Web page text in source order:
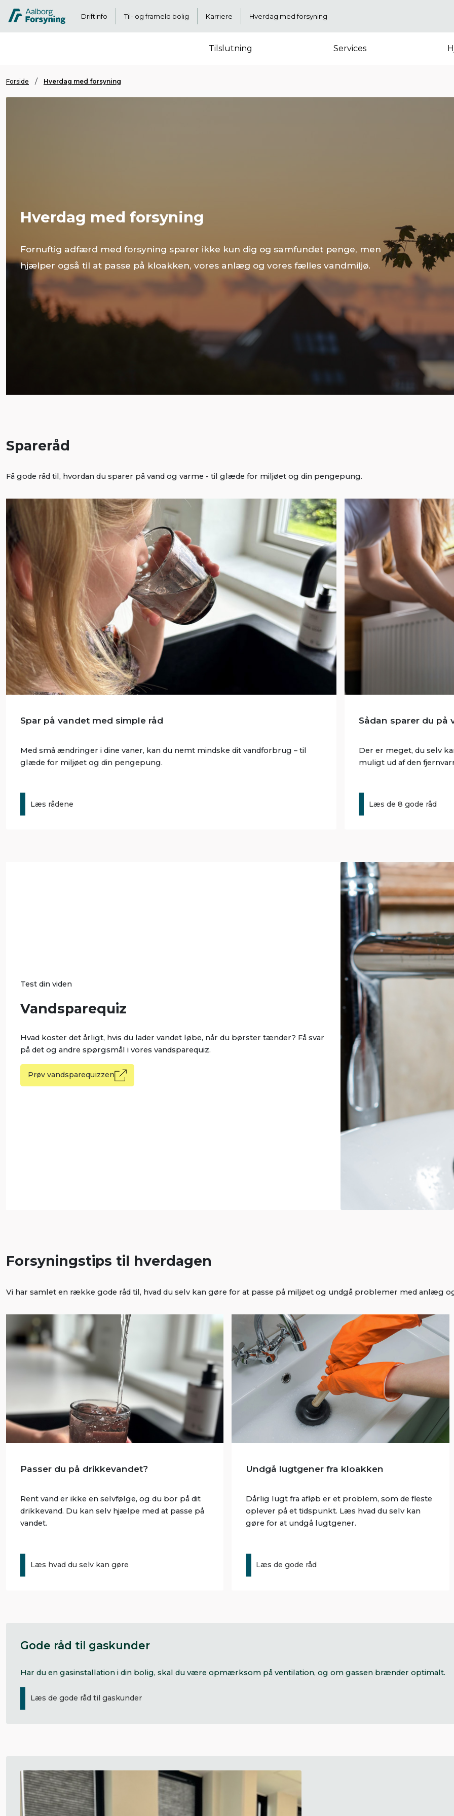
Driftinfo Til- og frameld bolig Karriere Hverdag med forsyning
Tilslutning Services
Forside Hverdag med forsyning
Hverdag med forsyning
Fornuftig adfærd med forsyning sparer ikke kun dig og samfundet penge, men
hjælper også til at passe på kloakken, vores anlæg og vores fælles vandmiljø.
Spareråd
Få gode råd til, hvordan du sparer på vand og varme - til glæde for miljøet og din pengepung.
Spar på vandet med simple råd
Med små ændringer i dine vaner, kan du nemt mindske dit vandforbrug – til
glæde for miljøet og din pengepung.
Læs rådene
Sådan sparer du på
Der er meget, du selv
muligt ud af den
Læs de 8 gode råd
Test din viden
Vandsparequiz
Hvad koster det årligt, hvis du lader vandet løbe, når du børster tænder? Få svar
på det og andre spørgsmål i vores vandsparequiz.
Prøv vandsparequizzen
Forsyningstips til hverdagen
Vi har samlet en række gode råd til, hvad du selv kan gøre for at passe på miljøet og undgå problemer med anlæg
Passer du på drikkevandet?
Rent vand er ikke en selvfølge, og du bor på dit
drikkevand. Du kan selv hjælpe med at passe på
vandet.
Læs hvad du selv kan gøre
Undgå lugtgener fra kloakken
Dårlig lugt fra afløb er et problem, som de fleste
oplever på et tidspunkt. Læs hvad du selv kan
gøre for at undgå lugtgener.
Læs de gode råd
Gode råd til gaskunder
Har du en gasinstallation i din bolig, skal du være opmærksom på ventilation, og om gassen brænder optimalt.
Læs de gode råd til gaskunder